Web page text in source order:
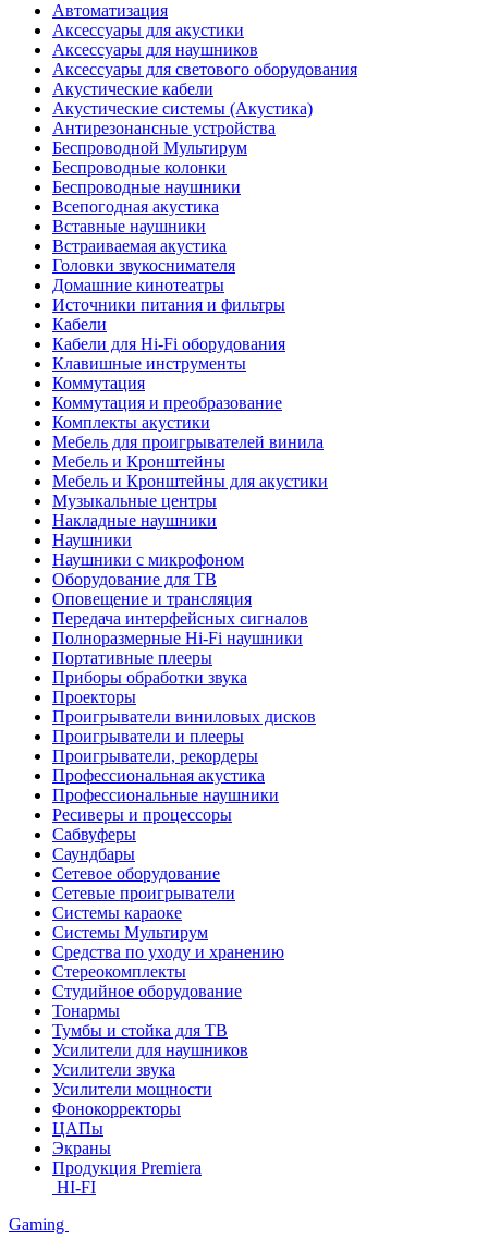
Автоматизация
Аксессуары для акустики
Аксессуары для наушников
Аксессуары для светового оборудования
Акустические кабели
Акустические системы (Акустика)
Антирезонансные устройства
Беспроводной Мультирум
Беспроводные колонки
Беспроводные наушники
Всепогодная акустика
Вставные наушники
Встраиваемая акустика
Головки звукоснимателя
Домашние кинотеатры
Источники питания и фильтры
Кабели
Кабели для Hi-Fi оборудования
Клавишные инструменты
Коммутация
Коммутация и преобразование
Комплекты акустики
Мебель для проигрывателей винила
Мебель и Кронштейны
Мебель и Кронштейны для акустики
Музыкальные центры
Накладные наушники
Наушники
Наушники с микрофоном
Оборудование для ТВ
Оповещение и трансляция
Передача интерфейсных сигналов
Полноразмерные Hi-Fi наушники
Портативные плееры
Приборы обработки звука
Проекторы
Проигрыватели виниловых дисков
Проигрыватели и плееры
Проигрыватели, рекордеры
Профессиональная акустика
Профессиональные наушники
Ресиверы и процессоры
Сабвуферы
Саундбары
Сетевое оборудование
Сетевые проигрыватели
Системы караоке
Системы Мультирум
Средства по уходу и хранению
Стереокомплекты
Студийное оборудование
Тонармы
Тумбы и стойка для ТВ
Усилители для наушников
Усилители звука
Усилители мощности
Фонокорректоры
ЦАПы
Экраны
Продукция Premiera
HI-FI
Gaming